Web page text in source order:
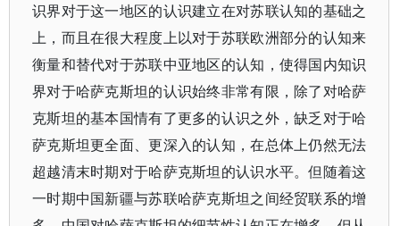
识界对于这一地区的认识建立在对苏联认知的基础之
上，而且在很大程度上以对于苏联欧洲部分的认知来
衡量和替代对于苏联中亚地区的认知，使得国内知识
界对于哈萨克斯坦的认识始终非常有限，除了对哈萨
克斯坦的基本国情有了更多的认识之外，缺乏对于哈
萨克斯坦更全面、更深入的认知，在总体上仍然无法
超越清末时期对于哈萨克斯坦的认识水平。但随着这
一时期中国新疆与苏联哈萨克斯坦之间经贸联系的增